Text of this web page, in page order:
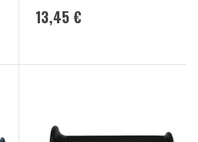
13,45 €